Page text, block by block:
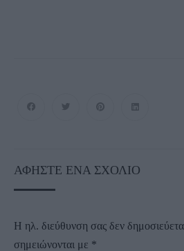
ΑΦΉΣΤΕ ΈΝΑ ΣΧΌΛΙΟ
Η ηλ. διεύθυνση σας δεν
σημειώνονται με *